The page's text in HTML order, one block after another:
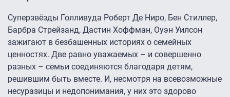
Суперзвёзды Голливуда Роберт Де Ниро, Бен Стиллер,
Барбра Стрейзанд, Дастин Хоффман, Оуэн Уилсон
зажигают в безбашенных историях о семейных
ценностях. Две равно уважаемых – и совершенно
разных – семьи соединяются благодаря детям,
решившим быть вместе. И, несмотря на всевозможные
несуразицы и недопонимания, у них это здорово